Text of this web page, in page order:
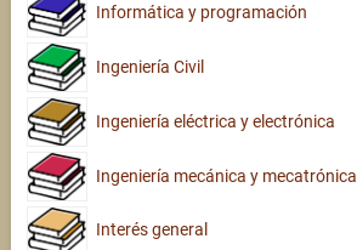
Informática y programación
Ingeniería Civil
Ingeniería eléctrica y electrónica
Ingeniería mecánica y mecatrónica
Interés general